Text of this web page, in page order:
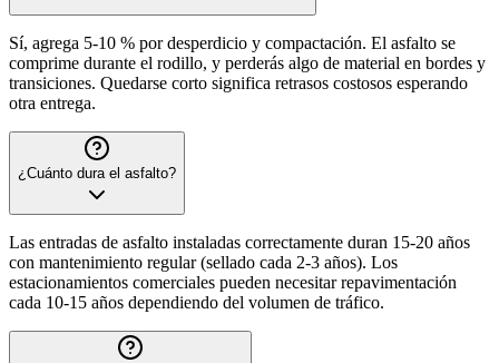
Sí, agrega 5-10 % por desperdicio y compactación. El asfalto se
comprime durante el rodillo, y perderás algo de material en bordes y
transiciones. Quedarse corto significa retrasos costosos esperando
otra entrega.
¿Cuánto dura el asfalto?
Las entradas de asfalto instaladas correctamente duran 15-20 años
con mantenimiento regular (sellado cada 2-3 años). Los
estacionamientos comerciales pueden necesitar repavimentación
cada 10-15 años dependiendo del volumen de tráfico.